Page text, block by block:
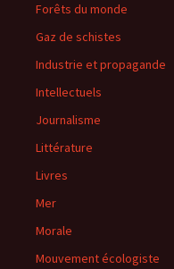
Forêts du monde
Gaz de schistes
Industrie et propagande
Intellectuels
Journalisme
Littérature
Livres
Mer
Morale
Mouvement écologiste